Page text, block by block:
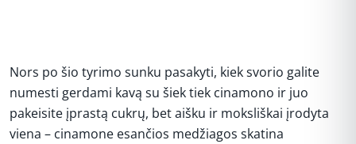
Nors po šio tyrimo sunku pasakyti, kiek svorio galite
numesti gerdami kavą su šiek tiek cinamono ir juo
pakeisite įprastą cukrų, bet aišku ir moksliškai įrodyta
viena – cinamone esančios medžiagos skatina